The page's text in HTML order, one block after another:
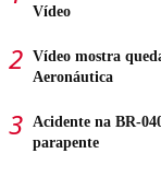
Vídeo
Vídeo mostra
Aeronáutica
Acidente na BR-
parapente